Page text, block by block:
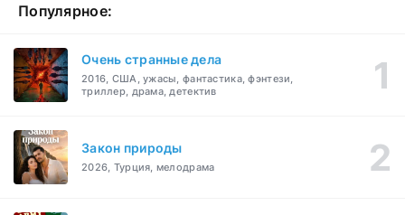
Популярное:
Очень странные дела
2016, США, ужасы, фантастика, фэнтези,
триллер, драма, детектив
Закон природы
2026, Турция, мелодрама